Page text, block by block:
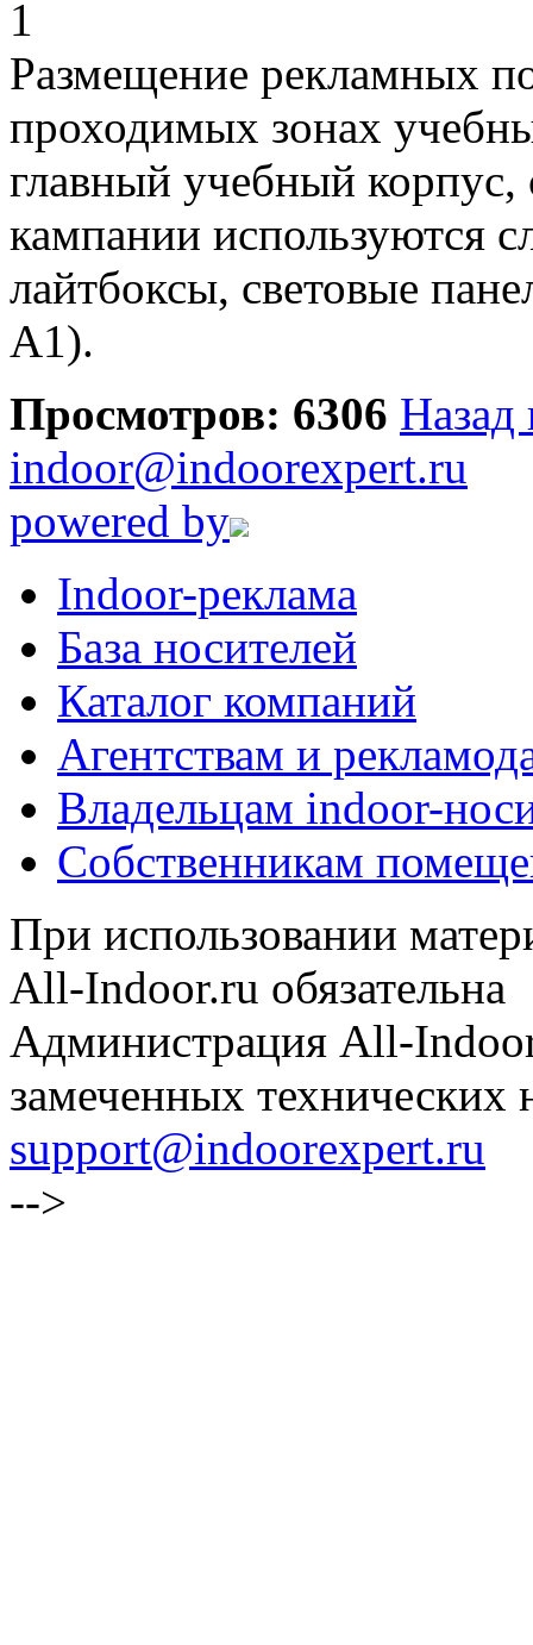
Размещение рекламных
проходимых зонах
главный учебный
кампании используются
лайтбоксы, световые
А1).
Просмотров: 6306 Назад
indoor@indoorexpert.ru
powered by
Indoor-реклама
База носителей
Каталог компаний
Агентствам и
Владельцам indoor-
Собственникам
При использовании
All-Indoor.ru обязательна
Администрация All-
замеченных технических
support@indoorexpert.ru
-->